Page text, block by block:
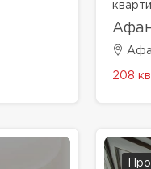
208